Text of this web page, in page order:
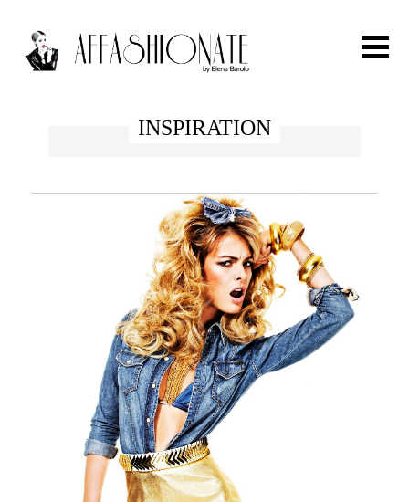
FASHION
OUTFIT
BEAUTY
TRAVEL
PARTIES
CELEB
VIDEO
INSPIRATION